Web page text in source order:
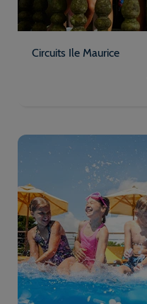
Circuits Ile Maurice